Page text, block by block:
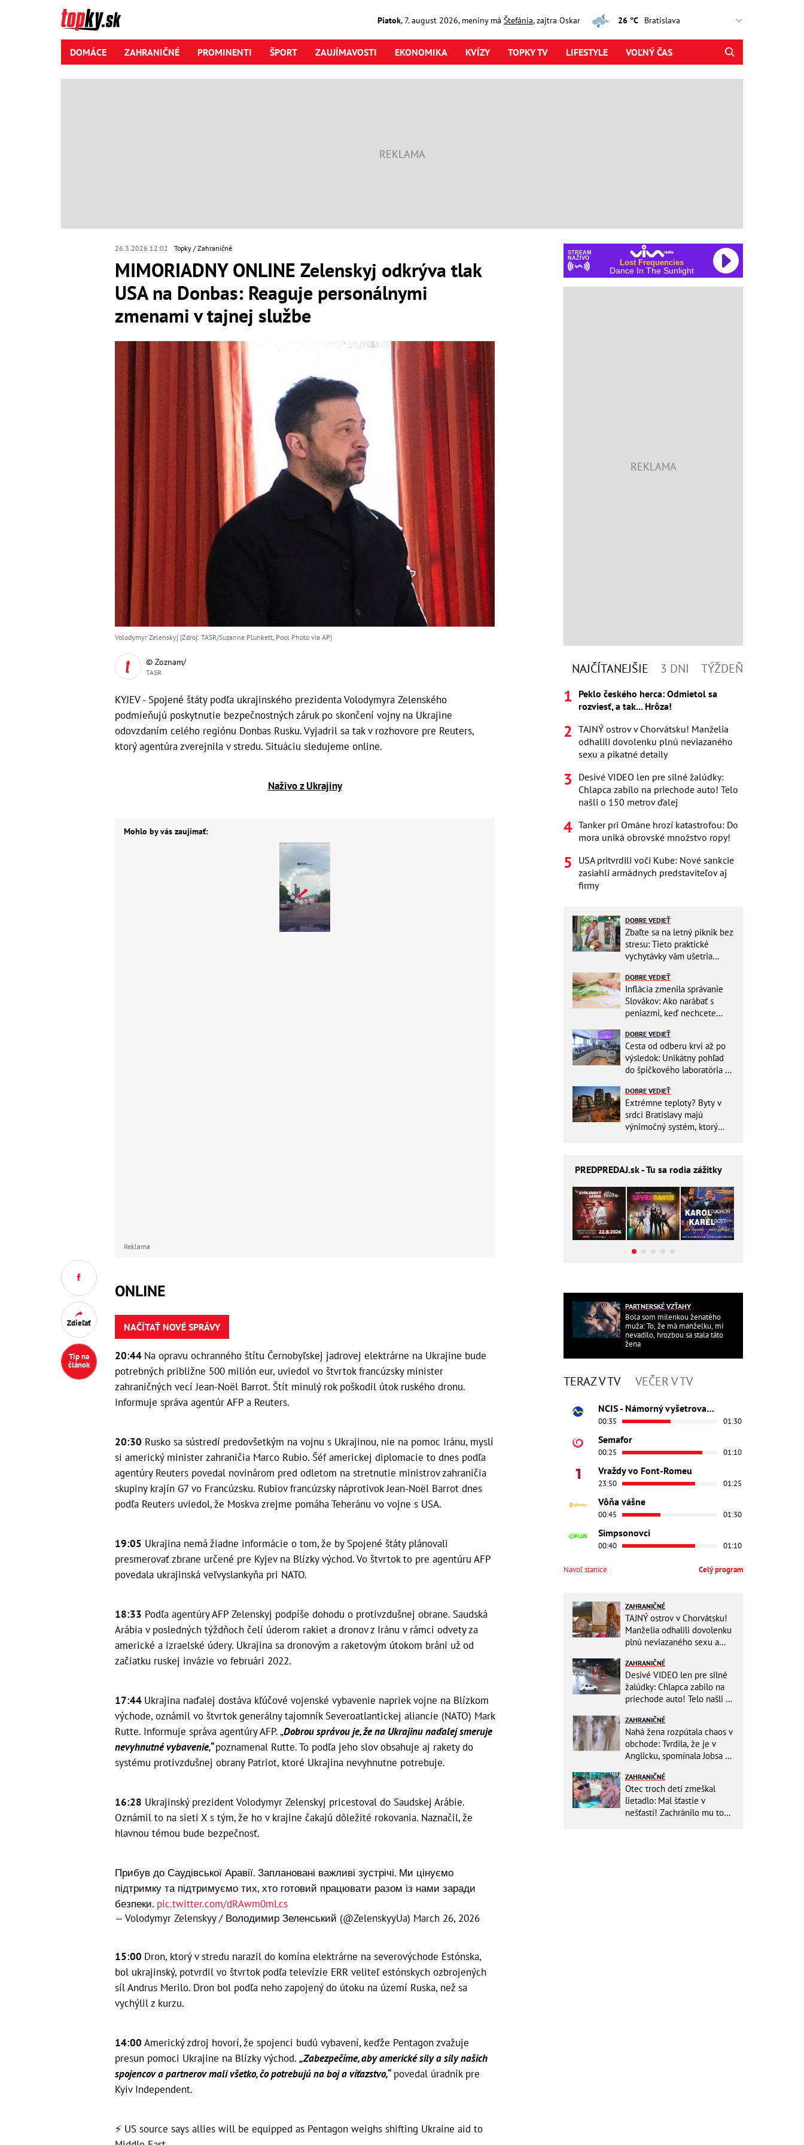
Piatok,7. august2026, meniny má Štefánia, zajtra Oskar 26 °C
DOMÁCE ZAHRANIČNÉ PROMINENTI ŠPORT ZAUJÍMAVOSTI EKONOMIKA KVÍZY TOPKY TV LIFESTYLE VOĽNÝ ČAS
26.3.2026 12:02 Topky Zahraničné
MIMORIADNY ONLINE Zelenskyj odkrýva tlak
USA na Donbas: Reaguje personálnymi
zmenami v tajnej službe
Zdieľať
Tip na
článok
Volodymyr Zelenskyj (Zdroj: TASR/Suzanne Plunkett, Pool Photo via AP)
© Zoznam/
TASR
KYJEV - Spojené štáty podľa ukrajinského prezidenta Volodymyra Zelenského
podmieňujú poskytnutie bezpečnostných záruk po skončení vojny na Ukrajine
odovzdaním celého regiónu Donbas Rusku. Vyjadril sa tak v rozhovore pre Reuters,
ktorý agentúra zverejnila v stredu. Situáciu sledujeme online.
Naživo z Ukrajiny
Mohlo by vás zaujímať:
Reklama
ONLINE
NAČÍTAŤ NOVÉ SPRÁVY
20:44 Na opravu ochranného štítu Černobyľskej jadrovej elektrárne na Ukrajine bude
potrebných približne 500 milión eur, uviedol vo štvrtok francúzsky minister
zahraničných vecí Jean-Noël Barrot. Štít minulý rok poškodil útok ruského dronu.
Informuje správa agentúr AFP a Reuters.
20:30 Rusko sa sústredí predovšetkým na vojnu s Ukrajinou, nie na pomoc Iránu, myslí
si americký minister zahraničia Marco Rubio. Šéf americkej diplomacie to dnes podľa
agentúry Reuters povedal novinárom pred odletom na stretnutie ministrov zahraničia
skupiny krajín G7 vo Francúzsku. Rubiov francúzsky náprotivok Jean-Noël Barrot dnes
podľa Reuters uviedol, že Moskva zrejme pomáha Teheránu vo vojne s USA.
19:05 Ukrajina nemá žiadne informácie o tom, že by Spojené štáty plánovali
presmerovať zbrane určené pre Kyjev na Blízky východ. Vo štvrtok to pre agentúru AFP
povedala ukrajinská veľvyslankyňa pri NATO.
18:33 Podľa agentúry AFP Zelenskyj podpíše dohodu o protivzdušnej obrane. Saudská
Arábia v posledných týždňoch čelí úderom rakiet a dronov z Iránu v rámci odvety za
americké a izraelské údery. Ukrajina sa dronovým a raketovým útokom bráni už od
začiatku ruskej invázie vo februári 2022.
17:44 Ukrajina naďalej dostáva kľúčové vojenské vybavenie napriek vojne na Blízkom
východe, oznámil vo štvrtok generálny tajomník Severoatlantickej aliancie (NATO) Mark
Rutte. Informuje správa agentúry AFP. „Dobrou správou je, že na Ukrajinu naďalej smeruje
nevyhnutné vybavenie,“poznamenal Rutte. To podľa jeho slov obsahuje aj rakety do
systému protivzdušnej obrany Patriot, ktoré Ukrajina nevyhnutne potrebuje.
16:28 Ukrajinský prezident Volodymyr Zelenskyj pricestoval do Saudskej Arábie.
Oznámil to na sieti X s tým, že ho v krajine čakajú dôležité rokovania. Naznačil, že
hlavnou témou bude bezpečnosť.
Прибув до Саудівської Аравії. Заплановані важливі зустрічі. Ми цінуємо
підтримку та підтримуємо тих, хто готовий працювати разом із нами заради
безпеки. pic.twitter.com/dRAwm0mLcs
— Volodymyr Zelenskyy / Володимир Зеленський (@ZelenskyyUa) March 26, 2026
15:00 Dron, ktorý v stredu narazil do komína elektrárne na severovýchode Estónska,
bol ukrajinský, potvrdil vo štvrtok podľa televízie ERR veliteľ estónskych ozbrojených
síl Andrus Merilo. Dron bol podľa neho zapojený do útoku na území Ruska, než sa
vychýlil z kurzu.
14:00 Americký zdroj hovorí, že spojenci budú vybavení, keďže Pentagon zvažuje
presun pomoci Ukrajine na Blízky východ. „Zabezpečíme, aby americké sily a sily našich
spojencov a partnerov mali všetko, čo potrebujú na boj a víťazstvo,“povedal úradník pre
Kyiv Independent.
⚡️ US source says allies will be equipped as Pentagon weighs shifting Ukraine aid to
STREAM
NAŽIVO
Lost Frequencies
Dance In The Sunlight
NAJČÍTANEJŠIE 3 DNI TÝŽDEŇ
Peklo českého herca: Odmietol sa
rozviesť, a tak... Hrôza!
TAJNÝ ostrov v Chorvátsku! Manželia
odhalili dovolenku plnú neviazaného
sexu a pikatné detaily
Desivé VIDEO len pre silné žalúdky:
Chlapca zabilo na priechode auto! Telo
našli o 150 metrov ďalej
Tanker pri Ománe hrozí katastrofou: Do
mora uniká obrovské množstvo ropy!
USA pritvrdili voči Kube: Nové sankcie
zasiahli armádnych predstaviteľov aj
firmy
DOBRE VEDIEŤ
Zbaľte sa na letný piknik bez
stresu: Tieto praktické
vychytávky vám ušetria
DOBRE VEDIEŤ
Inflácia zmenila správanie
Slovákov: Ako narábať s
peniazmi, keď nechcete
DOBRE VEDIEŤ
Cesta od odberu krvi až po
výsledok: Unikátny pohľad
do špičkového laboratória na
DOBRE VEDIEŤ
Extrémne teploty? Byty v
srdci Bratislavy majú
výnimočný systém, ktorý
PREDPREDAJ.sk - Tu sa rodia zážitky
PARTNERSKÉ VZŤAHY
Bola som milenkou ženatého
muža: To, že má manželku, mi
nevadilo, hrozbou sa stala táto
žena
TERAZ V TV VEČER V TV
NCIS - Námorný vyšetrovací úrad
00:35 01:30
Semafor
00:25 01:10
Vraždy vo Font-Romeu
23:50 01:25
Vôňa vášne
00:45 01:30
Simpsonovci
00:40 01:10
Navoľ stanice Celý program
ZAHRANIČNÉ
TAJNÝ ostrov v Chorvátsku!
Manželia odhalili dovolenku
plnú neviazaného sexu a
ZAHRANIČNÉ
Desivé VIDEO len pre silné
žalúdky: Chlapca zabilo na
priechode auto! Telo našli o
ZAHRANIČNÉ
Nahá žena rozpútala chaos v
obchode: Tvrdila, že je v
Anglicku, spomínala Jobsa aj
ZAHRANIČNÉ
Otec troch detí zmeškal
lietadlo: Mal šťastie v
nešťastí! Zachránilo mu to